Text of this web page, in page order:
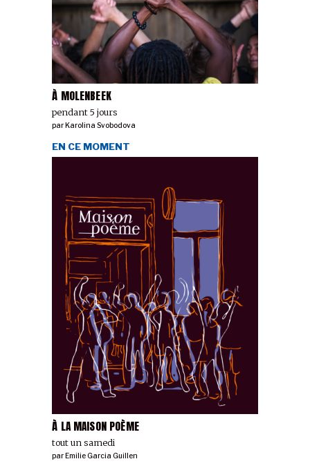
À MOLENBEEK
pendant 5 jours
par Karolina Svobodova
À LA MAISON POÈME
tout un samedi
EN CE MOMENT
parEmilie Garcia Guillen